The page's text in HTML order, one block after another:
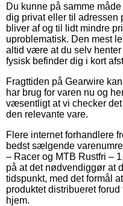
Du kunne på samme
dig privat eller til adressen
bliver af og til lidt mindre
uproblematisk. Den mest
altid være at du selv
fysisk befinder dig i kort
Fragttiden på Gearwire
har brug for varen nu og
væsentligt at vi checker
den relevante vare.
Flere internet forhandlere
bedst sælgende
– Racer og MTB Rustfri –
på at det nødvendiggør at
tidspunkt, med det formål
produktet distribueret
hjem.